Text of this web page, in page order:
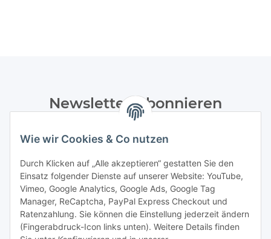
Wie wir Cookies & Co nutzen
Durch Klicken auf „Alle akzeptieren“ gestatten Sie den
Einsatz folgender Dienste auf unserer Website: YouTube,
Vimeo, Google Analytics, Google Ads, Google Tag
Manager, ReCaptcha, PayPal Express Checkout und
Ratenzahlung. Sie können die Einstellung jederzeit ändern
(Fingerabdruck-Icon links unten). Weitere Details finden
Newsletter Abonnieren
Datenschutzerklärungregelmäßig und jederzeit widerruflich
Abonnieren
Informationen